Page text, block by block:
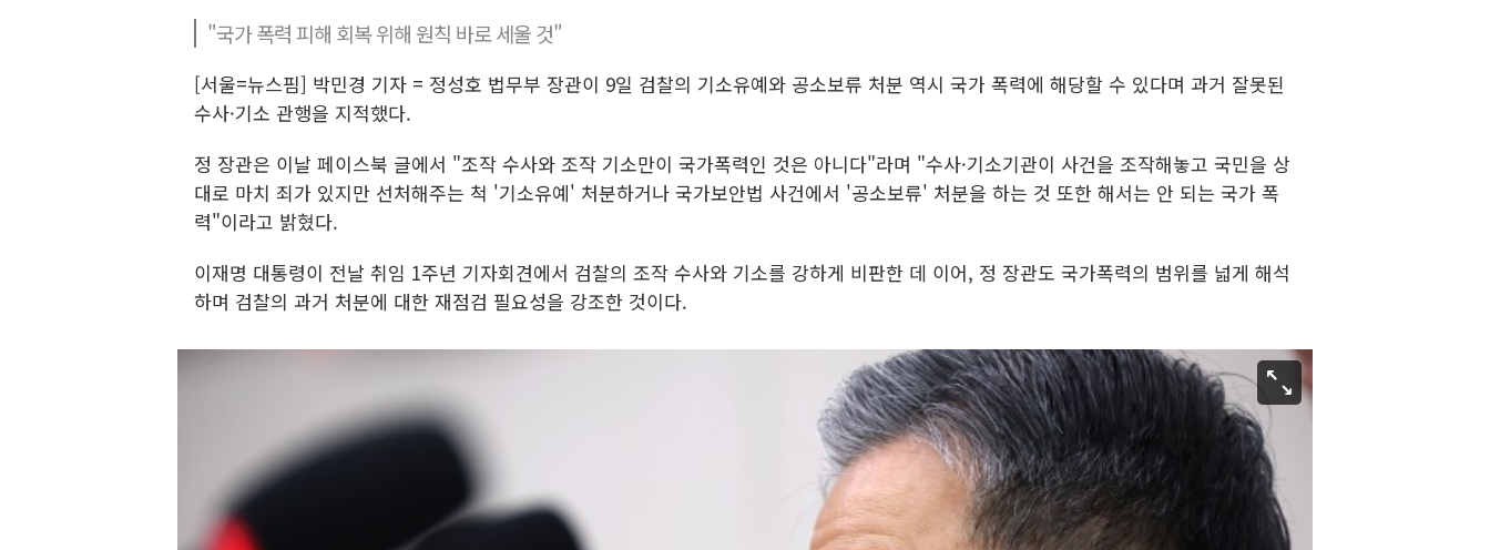
"국가 폭력 피해 회복 위해 원칙 바로 세울 것"
[서울=뉴스핌] 박민경 기자 = 정성호 법무부 장관이 9일 검찰의 기소유예와 공소보류 처분 역시 국가 폭력에 해당할 수 있다며 과거 잘못된
수사·기소 관행을 지적했다.
정 장관은 이날 페이스북 글에서 "조작 수사와 조작 기소만이 국가폭력인 것은 아니다"라며 "수사·기소기관이 사건을 조작해놓고 국민을 상
대로 마치 죄가 있지만 선처해주는 척 '기소유예' 처분하거나 국가보안법 사건에서 '공소보류' 처분을 하는 것 또한 해서는 안 되는 국가 폭
력"이라고 밝혔다.
이재명 대통령이 전날 취임 1주년 기자회견에서 검찰의 조작 수사와 기소를 강하게 비판한 데 이어, 정 장관도 국가폭력의 범위를 넓게 해석
하며 검찰의 과거 처분에 대한 재점검 필요성을 강조한 것이다.